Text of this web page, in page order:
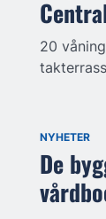
20
NYHETER
De